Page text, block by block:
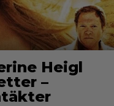
Heigl
–